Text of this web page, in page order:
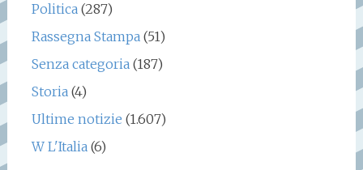
Politica(287)
Rassegna Stampa(51)
Senza categoria(187)
Storia(4)
Ultime notizie (1.607)
W L'Italia(6)